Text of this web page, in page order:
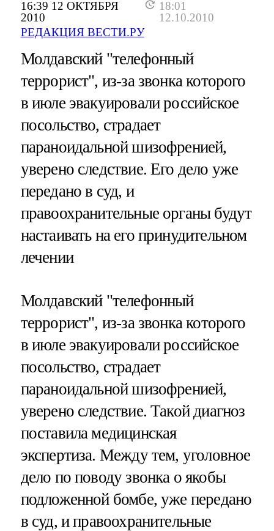
16:39 12 ОКТЯБРЯ
2010
18:01
12.10.2010
РЕДАКЦИЯ ВЕСТИ.РУ
Молдавский "телефонный
террорист", из-за звонка которого
в июле эвакуировали российское
посольство, страдает
параноидальной шизофренией,
уверено следствие. Его дело уже
передано в суд, и
правоохранительные органы будут
настаивать на его принудительном
лечении
Молдавский "телефонный
террорист", из-за звонка которого
в июле эвакуировали российское
посольство, страдает
параноидальной шизофренией,
уверено следствие. Такой диагноз
поставила медицинская
экспертиза. Между тем, уголовное
дело по поводу звонка о якобы
подложенной бомбе, уже передано
в суд, и правоохранительные